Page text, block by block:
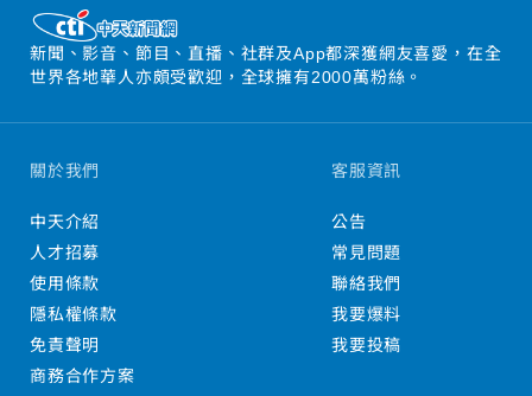
新聞、影音、節目、直播、社群及App都深獲網友喜愛，在全
世界各地華人亦頗受歡迎，全球擁有2000萬粉絲。
關於我們
中天介紹
人才招募
使用條款
隱私權條款
免責聲明
商務合作方案
客服資訊
公告
常見問題
聯絡我們
我要爆料
我要投稿